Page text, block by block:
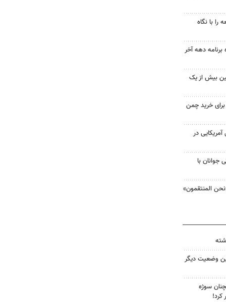
با نگاه
دهه آخر
بیش از یک
برای خرید چمن
۷۰۰ نظامی آمریکایی در
جوانان با
المنتقمون»
وضعیت دیگر
سوژه
کرد!